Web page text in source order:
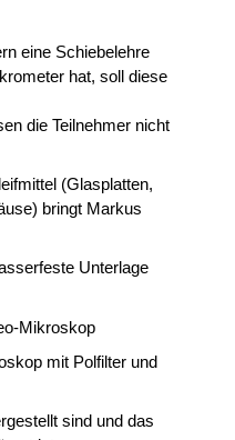
eine Schiebelehre
hat, soll diese
die Teilnehmer nicht
(Glasplatten,
bringt Markus
Unterlage
Mikroskop
mit Polfilter und
sind und das